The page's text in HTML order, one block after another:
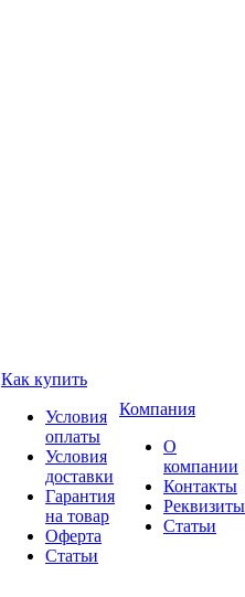
Как купить
Условия
оплаты
Условия
доставки
Гарантия
на товар
Оферта
Статьи
Компания
О
компании
Контакты
Реквизиты
Статьи